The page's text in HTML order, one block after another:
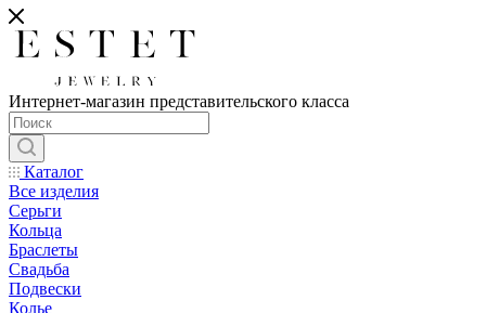
Интернет-магазин представительского класса
Каталог
Все изделия
Серьги
Кольца
Браслеты
Свадьба
Подвески
Колье